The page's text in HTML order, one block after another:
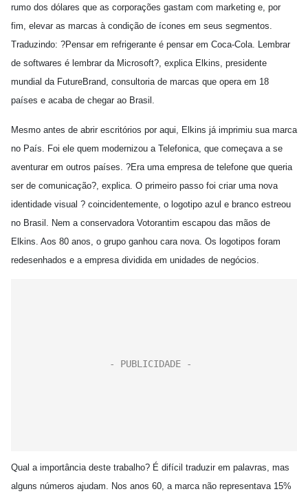
rumo dos dólares que as corporações gastam com marketing e, por
fim, elevar as marcas à condição de ícones em seus segmentos.
Traduzindo: ?Pensar em refrigerante é pensar em Coca-Cola. Lembrar
de softwares é lembrar da Microsoft?, explica Elkins, presidente
mundial da FutureBrand, consultoria de marcas que opera em 18
países e acaba de chegar ao Brasil.
Mesmo antes de abrir escritórios por aqui, Elkins já imprimiu sua marca
no País. Foi ele quem modernizou a Telefonica, que começava a se
aventurar em outros países. ?Era uma empresa de telefone que queria
ser de comunicação?, explica. O primeiro passo foi criar uma nova
identidade visual ? coincidentemente, o logotipo azul e branco estreou
no Brasil. Nem a conservadora Votorantim escapou das mãos de
Elkins. Aos 80 anos, o grupo ganhou cara nova. Os logotipos foram
redesenhados e a empresa dividida em unidades de negócios.
Qual a importância deste trabalho? É difícil traduzir em palavras, mas
alguns números ajudam. Nos anos 60, a marca não representava 15%